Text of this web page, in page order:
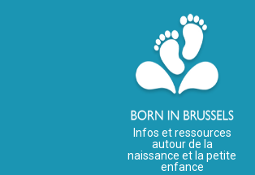
Infos et ressources
autour de la
naissance et la petite
enfance